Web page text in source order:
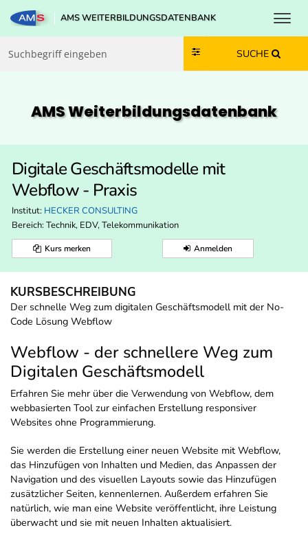
Zum Inhalt springen
Zum Navmenü springen
Zur Suche springen
Zur Footer springen
AMS WEITERBILDUNGSDATENBANK
SUCHE
AMS Weiterbildungs­datenbank
Digitale Geschäftsmodelle mit
Webflow - Praxis
Institut: HECKER CONSULTING
Bereich: Technik, EDV, Telekommunikation
Kurs merken Anmelden
KURSBESCHREIBUNG
Der schnelle Weg zum digitalen Geschäftsmodell mit der No-
Code Lösung Webflow
Webflow - der schnellere Weg zum
Digitalen Geschäftsmodell
Erfahren Sie mehr über die Verwendung von Webflow, dem
webbasierten Tool zur einfachen Erstellung responsiver
Websites ohne Programmierung.
Sie werden die Erstellung einer neuen Website mit Webflow,
das Hinzufügen von Inhalten und Medien, das Anpassen der
Navigation und des visuellen Layouts sowie das Hinzufügen
zusätzlicher Seiten, kennenlernen. Außerdem erfahren Sie
natürlich, wie man eine Website veröffentlicht, ihre Leistung
überwacht und sie mit neuen Inhalten aktualisiert.